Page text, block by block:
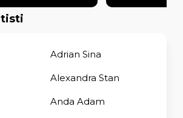
Adrian Sina
Alexandra Stan
Anda Adam